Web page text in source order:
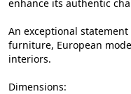
enhance its authentic
An exceptional
furniture, European
interiors.
Dimensions: